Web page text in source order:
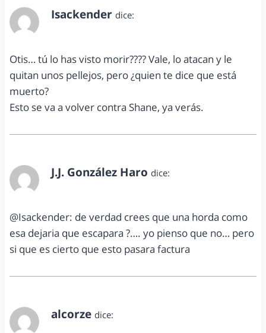
Isackender dice:
Otis… tú lo has visto morir???? Vale, lo atacan y le
quitan unos pellejos, pero ¿quien te dice que está
muerto?
Esto se va a volver contra Shane, ya verás.
J.J. González Haro dice:
@Isackender: de verdad crees que una horda como
esa dejaria que escapara ?…. yo pienso que no… pero
si que es cierto que esto pasara factura
alcorze dice: